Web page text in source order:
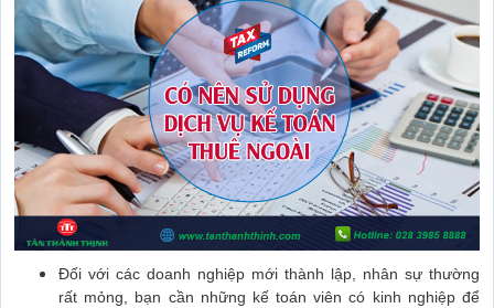
Đối với các doanh nghiệp mới thành lập, nhân sự thường
rất mỏng, bạn cần những kế toán viên có kinh nghiệp để